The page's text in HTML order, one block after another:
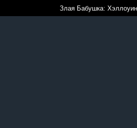
Злая Бабушка: Хэллоуин